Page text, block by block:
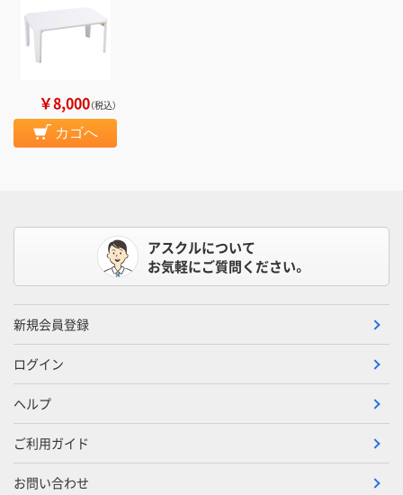
￥8,000（税込）
カゴへ
アスクルについて
お気軽にご質問ください。
新規会員登録
ログイン
ヘルプ
ご利用ガイド
お問い合わせ